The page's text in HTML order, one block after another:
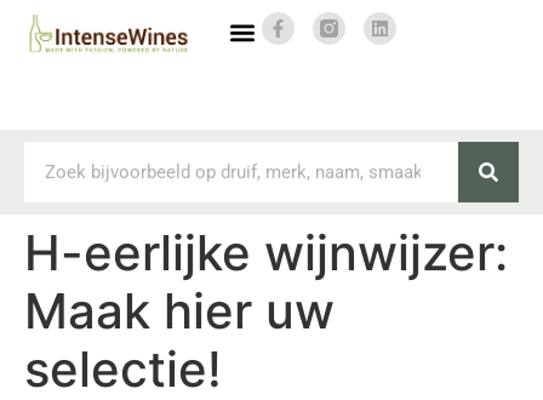
H-eerlijke wijnwijzer:
Maak hier uw
selectie!